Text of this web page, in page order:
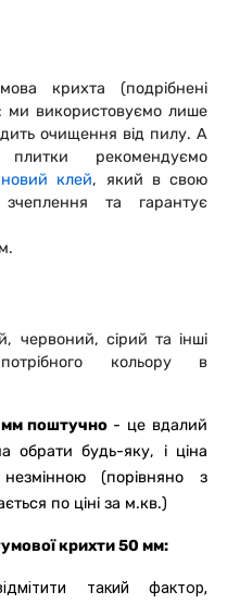
крихта (подрібнені
: ми використовуємо лише
очищення від пилу. А
рекомендуємо
клей, який в свою
та гарантує
червоний, сірий та інші
кольору в
поштучно - це вдалий
обрати будь-яку, і ціна
(порівняно з
по ціні за м.кв.)
крихти 50 мм:
такий фактор,